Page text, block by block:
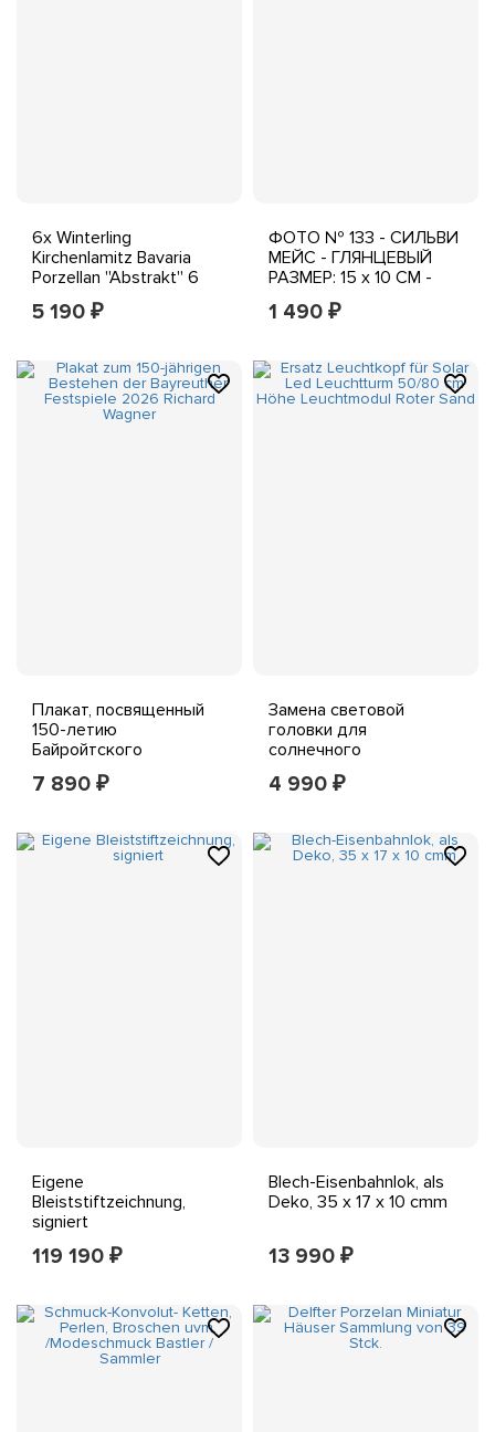
6x Winterling
Kirchenlamitz Bavaria
Porzellan ''Abstrakt'' 6
Suppenteller
5 190 ₽
ФОТО № 133 - СИЛЬВИ
МЕЙС - ГЛЯНЦЕВЫЙ
РАЗМЕР: 15 х 10 СМ -
1 490 ₽
Плакат, посвященный
150-летию
Байройтского
фестиваля 2026 года
Рихарда Вагнера
7 890 ₽
Замена световой
головки для
солнечного
светодиодного маяка,
модуль освещения
красный песок
4 990 ₽
Eigene
Bleiststiftzeichnung,
signiert
119 190 ₽
Blech-Eisenbahnlok, als
Deko, 35 x 17 x 10 cmm
13 990 ₽